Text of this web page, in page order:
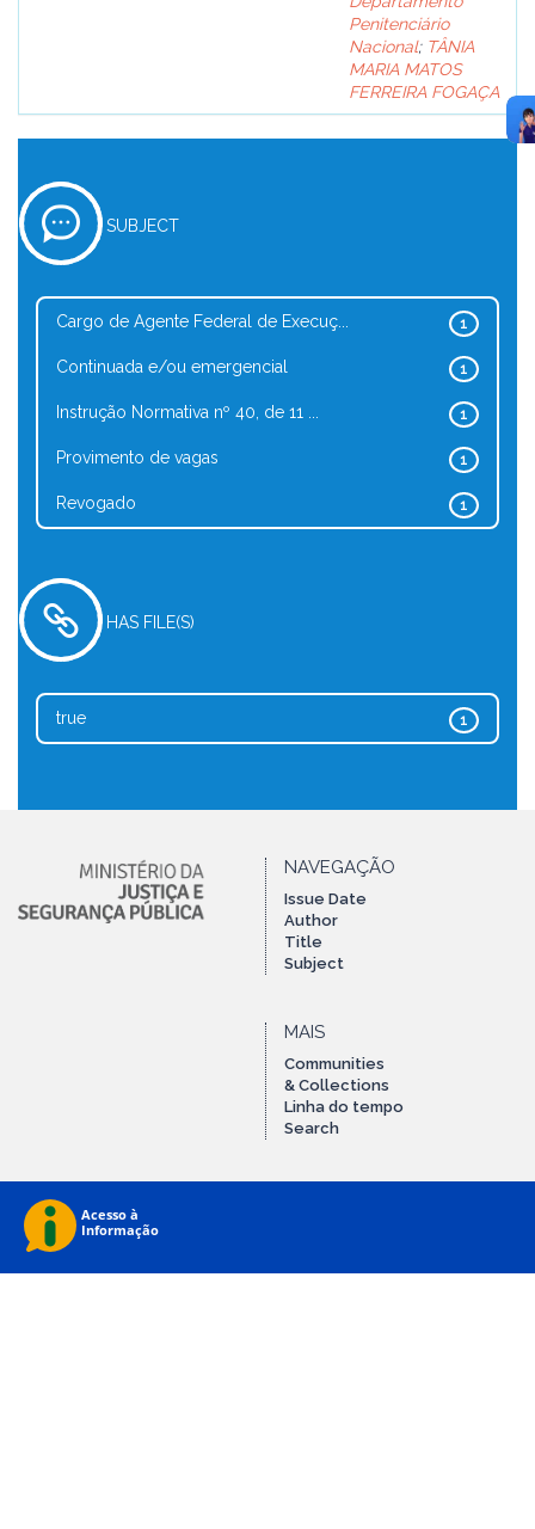
Penitenciário
Nacional; TÂNIA
MARIA MATOS
FERREIRA FOGAÇA
SUBJECT
1
Cargo de Agente Federal de Execuç...
1
Continuada e/ou emergencial
1
Instrução Normativa nº 40, de 11 ...
1
Provimento de vagas
1
Revogado
HAS FILE(S)
1
true
NAVEGAÇÃO
Issue Date
Author
Title
Subject
MAIS
Communities
& Collections
Linha do tempo
Search